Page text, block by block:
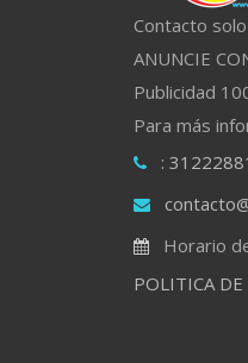
Contacto
ANUNCIE
Publicidad
Para más
:
Horario
POLITICA